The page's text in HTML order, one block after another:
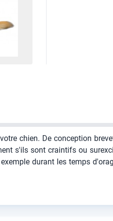
chien. De conception
s'ils sont craintifs ou
durant les temps